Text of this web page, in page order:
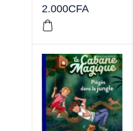
poursuite des
voleurs de
chevaux
2.000CFA